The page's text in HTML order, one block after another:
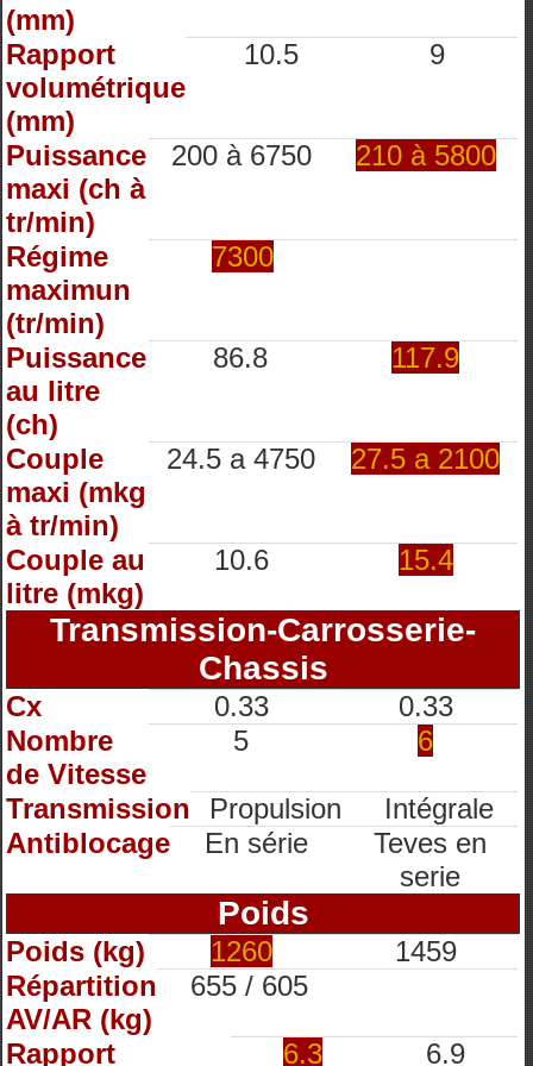
(mm)
Rapport
volumétrique
(mm)
10.5 9
Puissance
maxi (ch à
tr/min)
200 à 6750 210 à 5800
Régime
maximun
(tr/min)
7300
Puissance
au litre
(ch)
86.8 117.9
Couple
maxi (mkg
à tr/min)
24.5 a 4750 27.5 a 2100
Couple au
litre (mkg)
10.6 15.4
Transmission-Carrosserie-
Chassis
Cx 0.33
0.33
Nombre
de Vitesse
5 6
Transmission Propulsion
Intégrale
Antiblocage
En série
Teves en
serie
Poids
Poids (kg) 1260
1459
Répartition
AV/AR (kg)
655 / 605
Rapport 6.3 6.9